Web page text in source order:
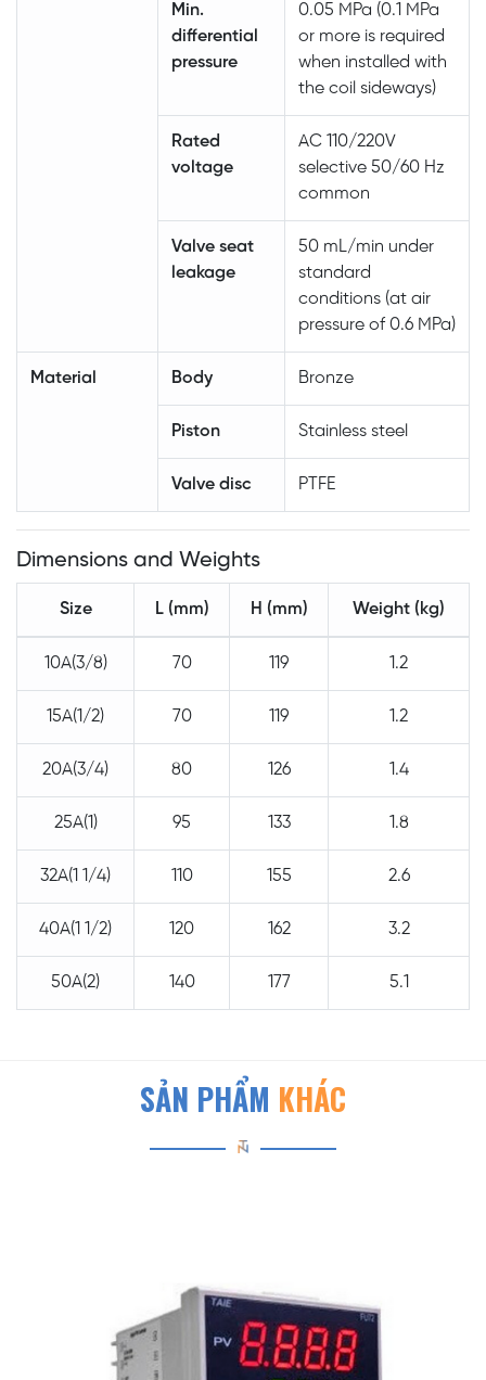
Min.
differential
pressure
0.05 MPa (0.1 MPa
or more is required
when installed with
the coil sideways)
Rated
voltage
AC 110/220V
selective 50/60 Hz
common
Valve seat
leakage
50 mL/min under
standard
conditions (at air
pressure of 0.6 MPa)
Material Body Bronze
Piston Stainless steel
Valve disc PTFE
Dimensions and Weights
Size L (mm) H (mm) Weight (kg)
10A(3/8) 70 119 1.2
15A(1/2) 70 119 1.2
20A(3/4) 80 126 1.4
25A(1) 95 133 1.8
32A(1 1/4) 110 155 2.6
40A(1 1/2) 120 162 3.2
50A(2) 140 177 5.1
SẢN PHẨM KHÁC